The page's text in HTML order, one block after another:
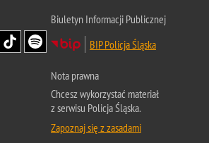
Biuletyn Informacji Publicznej
BIP Policja Śląska
Nota prawna
Chcesz wykorzystać materiał
z serwisu Policja Śląska.
Zapoznaj się z zasadami